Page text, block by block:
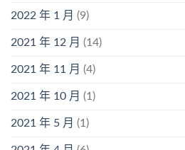
2022 年 1 月 (9)
2021 年 12 月 (14)
2021 年 11 月 (4)
2021 年 10 月 (1)
2021 年 5 月 (1)